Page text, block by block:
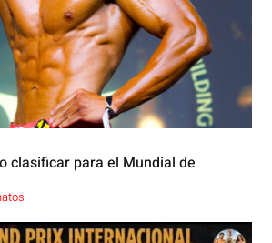
clasificar para el Mundial de